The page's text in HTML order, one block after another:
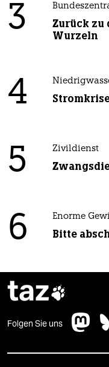
3
Zurück zu
Wurzeln
4
5 Zivildienst
6 Enorme
Bitte
taz
Folgen Sie uns